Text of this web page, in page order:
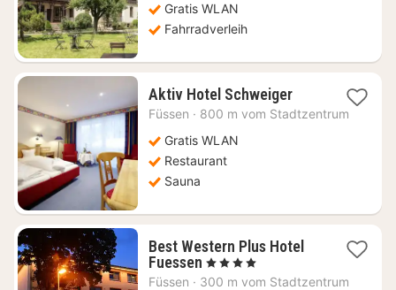
€
Gratis WLAN
Fahrradverleih
Aktiv Hotel Schweiger1
Nacht
Füssen · 800 m vom Stadtzentrum
Gratis WLAN
Restaurant
Sauna
Best Western Plus Hotel
Fuessen 1
Nacht
, 4 Sterne
Füssen · 300 m vom Stadtzentrum